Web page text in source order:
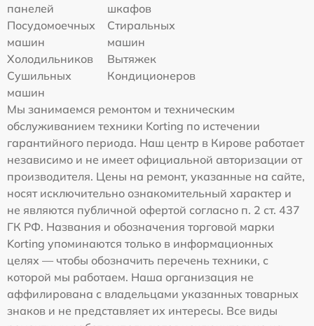
панелей
шкафов
Посудомоечных
машин
Стиральных
машин
Холодильников
Вытяжек
Сушильных
машин
Кондиционеров
Мы занимаемся ремонтом и техническим
обслуживанием техники Korting по истечении
гарантийного периода. Наш центр в Кирове работает
независимо и не имеет официальной авторизации от
производителя. Цены на ремонт, указанные на сайте,
носят исключительно ознакомительный характер и
не являются публичной офертой согласно п. 2 ст. 437
ГК РФ. Названия и обозначения торговой марки
Korting упоминаются только в информационных
целях — чтобы обозначить перечень техники, с
которой мы работаем. Наша организация не
аффилирована с владельцами указанных товарных
знаков и не представляет их интересы. Все виды